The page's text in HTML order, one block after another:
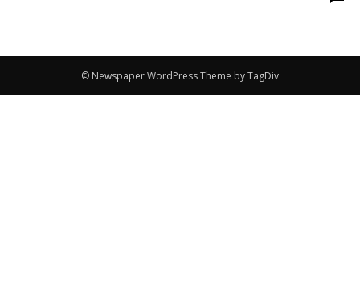
© Newspaper WordPress Theme by TagDiv